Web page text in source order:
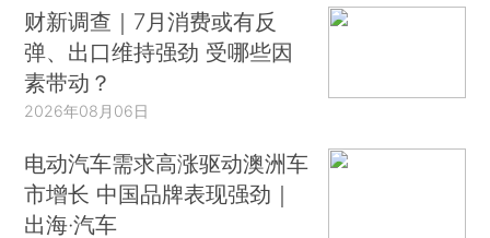
财新调查｜7月消费或有反
弹、出口维持强劲 受哪些因
素带动？
2026年08月06日
电动汽车需求高涨驱动澳洲车
市增长 中国品牌表现强劲｜
出海·汽车